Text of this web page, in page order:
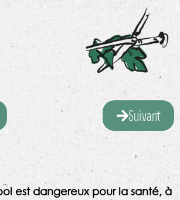
Suivant
est dangereux pour la santé, à